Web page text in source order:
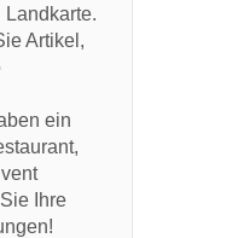
Landkarte.
Artikel,
ein
Ihre